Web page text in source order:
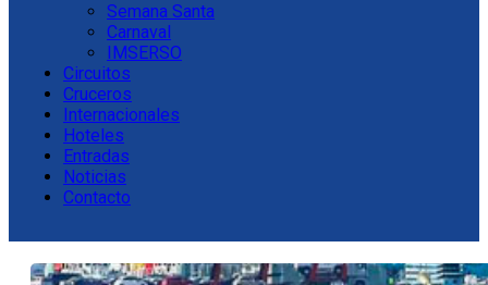
Semana Santa
Carnaval
IMSERSO
Circuitos
Cruceros
Internacionales
Hoteles
Entradas
Noticias
Contacto